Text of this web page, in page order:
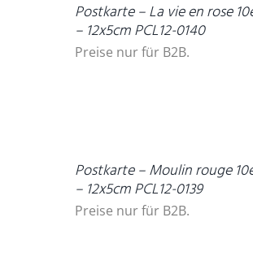
Postkarte – La vie en rose
– 12x5cm PCL12-0140
Preise nur für B2B.
Postkarte – Moulin rouge
– 12x5cm PCL12-0139
Preise nur für B2B.